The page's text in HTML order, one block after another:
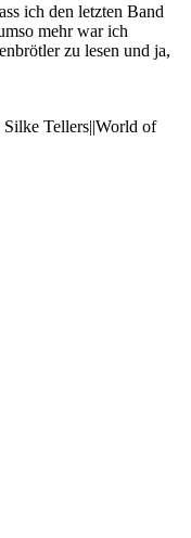
ich den letzten Band
mehr war ich
zu lesen und ja,
Tellers||World of